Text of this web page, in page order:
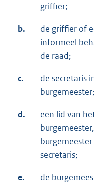
griffier;
b.
de griffier of
informeel
de raad;
c.
de secretaris
burgemeester;
d.
een lid van
secretaris;
e.
de